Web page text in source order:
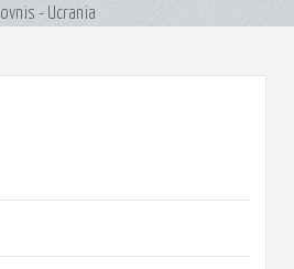
ovnis - Ucrania